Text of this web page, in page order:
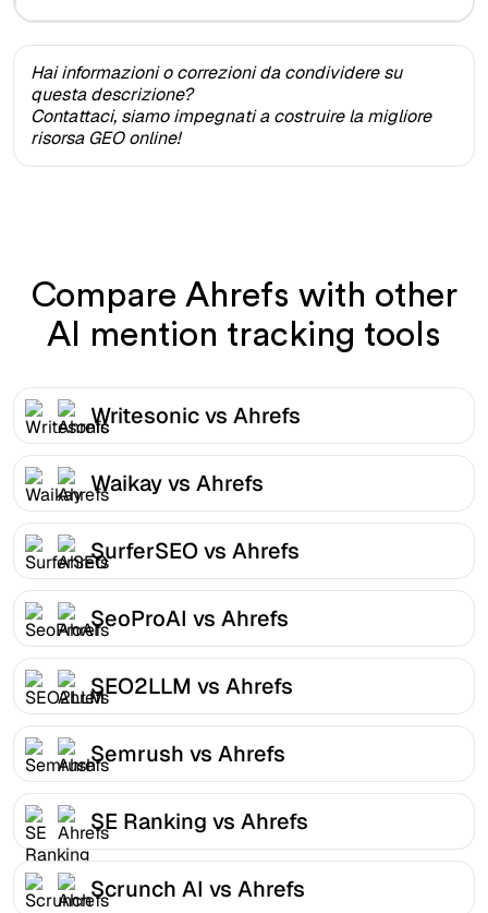
Hai informazioni o correzioni da condividere su
questa descrizione?
Contattaci, siamo impegnati a costruire la migliore
risorsa GEO online!
Compare Ahrefs with other
AI mention tracking tools
Writesonic vs Ahrefs
Waikay vs Ahrefs
SurferSEO vs Ahrefs
SeoProAI vs Ahrefs
SEO2LLM vs Ahrefs
Semrush vs Ahrefs
SE Ranking vs Ahrefs
Scrunch AI vs Ahrefs